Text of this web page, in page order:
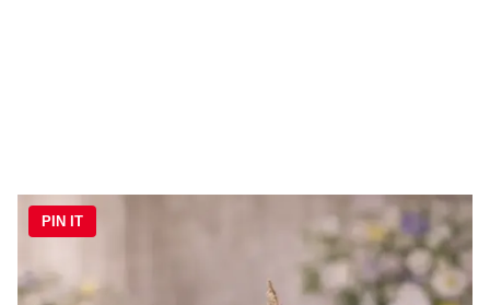
PIN IT